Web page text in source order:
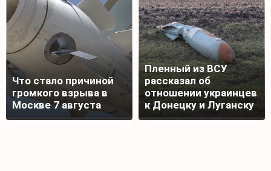
Что стало причиной
громкого взрыва в
Москве 7 августа
Пленный из ВСУ
рассказал об
отношении украинцев
к Донецку и Луганску